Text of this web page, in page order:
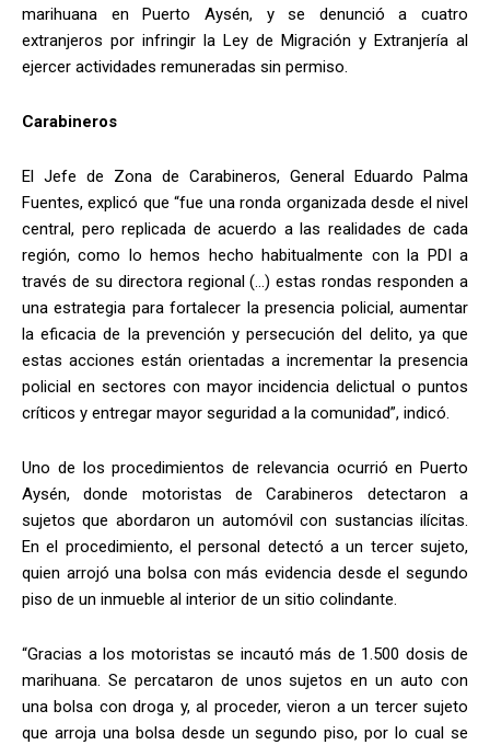
marihuana en Puerto Aysén, y se denunció a cuatro
extranjeros por infringir la Ley de Migración y Extranjería al
ejercer actividades remuneradas sin permiso.
Carabineros
El Jefe de Zona de Carabineros, General Eduardo Palma
Fuentes, explicó que “fue una ronda organizada desde el nivel
central, pero replicada de acuerdo a las realidades de cada
región, como lo hemos hecho habitualmente con la PDI a
través de su directora regional (…) estas rondas responden a
una estrategia para fortalecer la presencia policial, aumentar
la eficacia de la prevención y persecución del delito, ya que
estas acciones están orientadas a incrementar la presencia
policial en sectores con mayor incidencia delictual o puntos
críticos y entregar mayor seguridad a la comunidad”, indicó.
Uno de los procedimientos de relevancia ocurrió en Puerto
Aysén, donde motoristas de Carabineros detectaron a
sujetos que abordaron un automóvil con sustancias ilícitas.
En el procedimiento, el personal detectó a un tercer sujeto,
quien arrojó una bolsa con más evidencia desde el segundo
piso de un inmueble al interior de un sitio colindante.
“Gracias a los motoristas se incautó más de 1.500 dosis de
marihuana. Se percataron de unos sujetos en un auto con
una bolsa con droga y, al proceder, vieron a un tercer sujeto
que arroja una bolsa desde un segundo piso, por lo cual se